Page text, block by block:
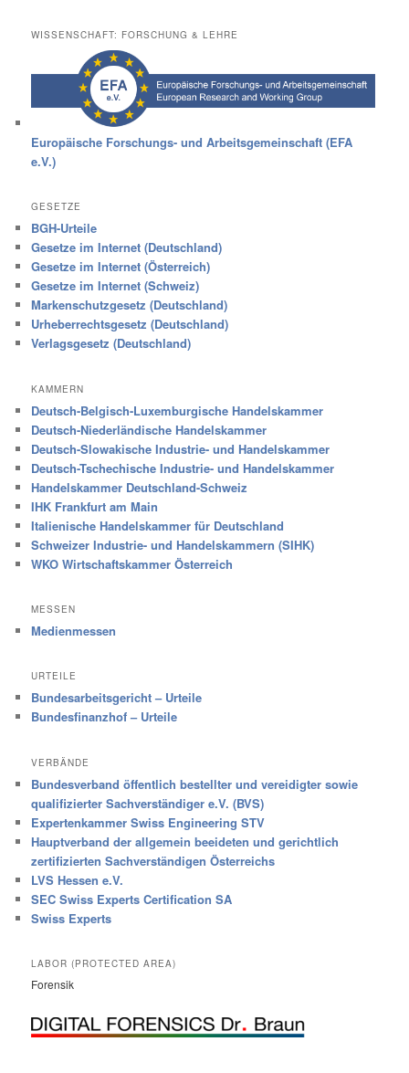
WISSENSCHAFT: FORSCHUNG & LEHRE
Europäische Forschungs- und Arbeitsgemeinschaft (EFA
e.V.)
GESETZE
BGH-Urteile
Gesetze im Internet (Deutschland)
Gesetze im Internet (Österreich)
Gesetze im Internet (Schweiz)
Markenschutzgesetz (Deutschland)
Urheberrechtsgesetz (Deutschland)
Verlagsgesetz (Deutschland)
KAMMERN
Deutsch-Belgisch-Luxemburgische Handelskammer
Deutsch-Niederländische Handelskammer
Deutsch-Slowakische Industrie- und Handelskammer
Deutsch-Tschechische Industrie- und Handelskammer
Handelskammer Deutschland-Schweiz
IHK Frankfurt am Main
Italienische Handelskammer für Deutschland
Schweizer Industrie- und Handelskammern (SIHK)
WKO Wirtschaftskammer Österreich
MESSEN
Medienmessen
URTEILE
Bundesarbeitsgericht – Urteile
Bundesfinanzhof – Urteile
VERBÄNDE
Bundesverband öffentlich bestellter und vereidigter sowie
qualifizierter Sachverständiger e.V. (BVS)
Expertenkammer Swiss Engineering STV
Hauptverband der allgemein beeideten und gerichtlich
zertifizierten Sachverständigen Österreichs
LVS Hessen e.V.
SEC Swiss Experts Certification SA
Swiss Experts
LABOR (PROTECTED AREA)
Forensik